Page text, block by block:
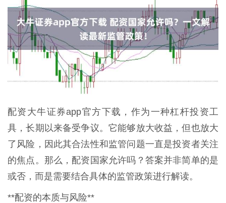
配资大牛证券app官方下载，作为一种杠杆投资工
具，长期以来备受争议。它能够放大收益，但也放大
了风险，因此其合法性和监管问题一直是投资者关注
的焦点。那么，配资国家允许吗？答案并非简单的是
或否，而是需要结合具体的监管政策进行解读。
**配资的本质与风险**